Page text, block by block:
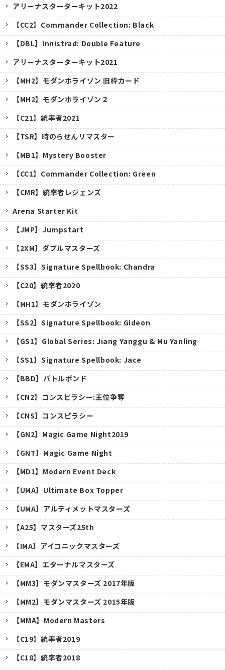
キャンセル
アリーナスターターキット2022
【CC2】Commander Collection: Black
【DBL】Innistrad: Double Feature
アリーナスターターキット2021
【MH2】モダンホライゾン 旧枠カード
【MH2】モダンホライゾン２
【C21】統率者2021
【TSR】時のらせんリマスター
【MB1】Mystery Booster
【CC1】Commander Collection: Green
【CMR】統率者レジェンズ
Arena Starter Kit
【JMP】Jumpstart
【2XM】ダブルマスターズ
【SS3】Signature Spellbook: Chandra
【C20】統率者2020
【MH1】モダンホライゾン
【SS2】Signature Spellbook: Gideon
【GS1】Global Series: Jiang Yanggu & Mu Yanling
【SS1】Signature Spellbook: Jace
【BBD】バトルボンド
【CN2】コンスピラシー:王位争奪
【CNS】コンスピラシー
【GN2】Magic Game Night2019
【GNT】Magic Game Night
【MD1】Modern Event Deck
【UMA】Ultimate Box Topper
【UMA】アルティメットマスターズ
【A25】マスターズ25th
【IMA】アイコニックマスターズ
【EMA】エターナルマスターズ
【MM3】モダンマスターズ 2017年版
【MM2】モダンマスターズ 2015年版
【MMA】Modern Masters
【C19】統率者2019
【C18】統率者2018